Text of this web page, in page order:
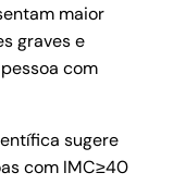
maior
graves e
com
sugere
com IMC≥40